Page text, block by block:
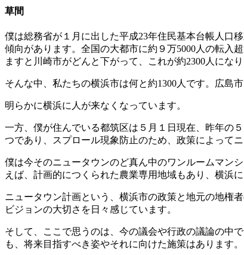
草間
僕は総務省が１月に出した平成23年住民基本台帳人口
傾向があります。全国の大都市に約９万5000人の転入
ますと川崎市がどんと下がって、これが約2300人になり
そんな中、私たちの横浜市は何と約1300人です。広島
明らかに横浜に人が来なくなっています。
一方、僕が住んでいる都筑区は５月１日現在、昨年の
つであり、スプロール現象防止のため、政策によって
僕は今そのニュータウンのど真ん中のワンルームマン
えば、計画的につくられた農業専用地域もあり、横浜
ニュータウン計画という、横浜市の政策と地元の地権
ビジョンの大切さを日々感じています。
そして、ここで思うのは、今の議会や行政の議論の中
も、将来目指すべき姿やそれに向けた施策はあります。